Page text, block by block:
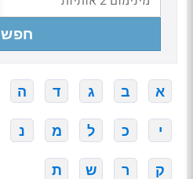
חפש
א ב ג ד ה
י כ ל מ נ
ק ר ש ת